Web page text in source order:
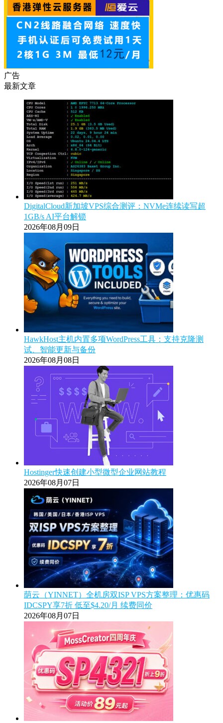
广告
最新文章
DigitalCloud新加坡VPS综合测评：NVMe连续读写超
1GB/s AI平台解锁
2026年08月09日
HawkHost主机内置多项WordPress工具：支持克隆测
试、智能更新与备份
2026年08月08日
Hostinger快速创建小型微型企业网站教程
2026年08月07日
荫云（YINNET）全机房双ISP VPS方案整理：优惠码
IDCSPY享7折 低至$4.20/月 续费同价
2026年08月07日